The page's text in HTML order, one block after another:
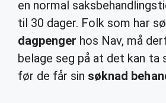
en normal
til 30 dager. Folk som har
dagpenger hos Nav, må
belage seg på at det kan
før de får sin søknad